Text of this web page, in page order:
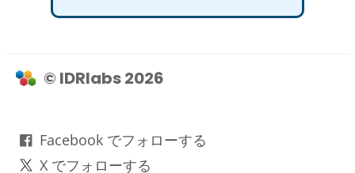
© IDRlabs 2026
Facebook でフォローする
X でフォローする